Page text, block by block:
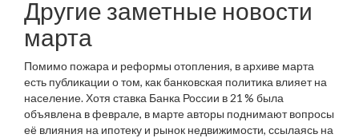
Другие заметные новости
марта
Помимо пожара и реформы отопления, в архиве марта
есть публикации о том, как банковская политика влияет на
население. Хотя ставка Банка России в 21 % была
объявлена в феврале, в марте авторы поднимают вопросы
её влияния на ипотеку и рынок недвижимости, ссылаясь на